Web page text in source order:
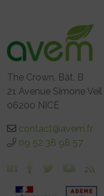
The Crown, Bât. B
21 Avenue Simone Veil
06200 NICE
contact@avem.fr
09 52 38 98 57